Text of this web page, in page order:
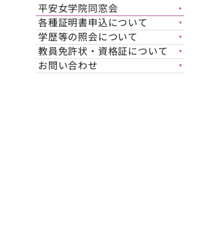
平安女学院同窓会 ▶︎
各種証明書申込について ▼
学歴等の照会について ▼
教員免許状・資格証について ▼
お問い合わせ ▼